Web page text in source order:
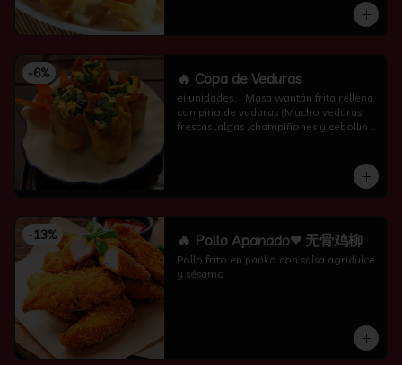
-6% 🔥 Copa de Veduras
ei unidades..   Masa wantán frita rellena
con pino de vuduras (Mucho veduras
frescas ,algas ,champiñones y cebollin
-13% 🔥 Pollo Apanado❤ 无骨鸡柳
Pollo frito en panko con salsa agridulce
y sésamo